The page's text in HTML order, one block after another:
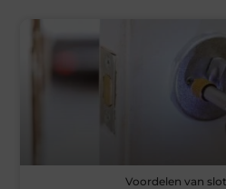
Voordelen van